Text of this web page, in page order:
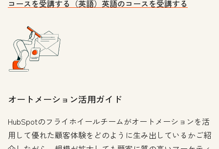
コースを受講する（英語） 英語のコースを受講する
オートメーション活用ガイド
HubSpotのフライホイールチームがオートメーションを活
用して優れた顧客体験をどのように生み出しているかご紹